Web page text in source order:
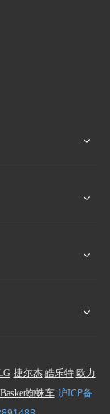
捷尔杰 皓乐特 欧力
Basket蜘蛛车 沪ICP备